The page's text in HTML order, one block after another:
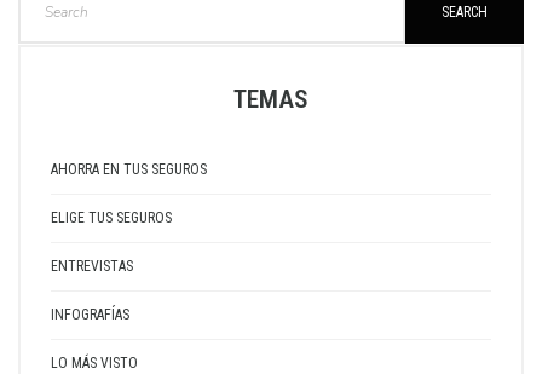
SEARCH
TEMAS
AHORRA EN TUS SEGUROS
ELIGE TUS SEGUROS
ENTREVISTAS
INFOGRAFÍAS
LO MÁS VISTO